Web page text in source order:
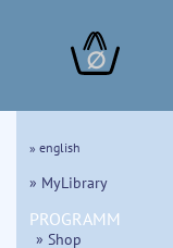
∅
» english
» MyLibrary
PROGRAMM
» Shop